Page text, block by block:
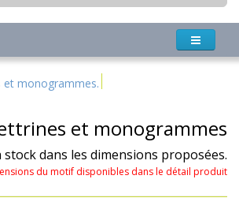
et monogrammes.
et monogrammes
dans les dimensions proposées.
du motif disponibles dans le détail produit